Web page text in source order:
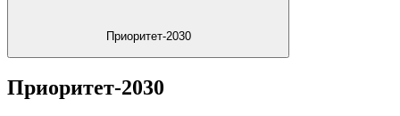
Приоритет-2030
Приоритет-2030